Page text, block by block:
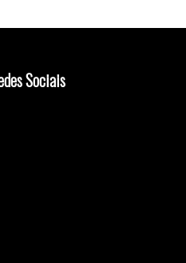
Sociais